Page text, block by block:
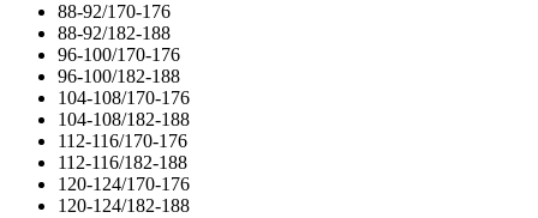
88-92/170-176
88-92/182-188
96-100/170-176
96-100/182-188
104-108/170-176
104-108/182-188
112-116/170-176
112-116/182-188
120-124/170-176
120-124/182-188